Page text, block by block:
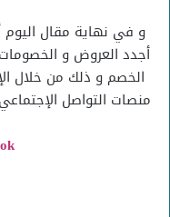
و في نهاية مقال اليوم
أجدد العروض و
الخصم و ذلك من خلال
منصات التواصل